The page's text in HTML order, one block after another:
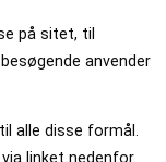
på sitet, til
anvender
alle disse formål.
linket nedenfor.